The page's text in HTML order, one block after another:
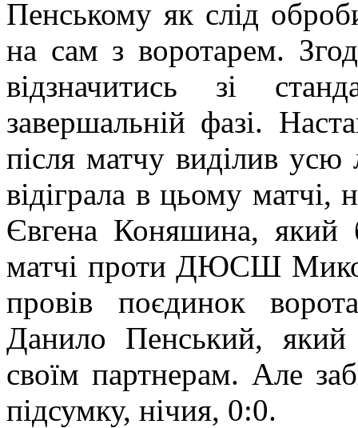
Пенському як слід
на сам з воротарем.
відзначитись зі
завершальній фазі.
після матчу виділив
відіграла в цьому матчі,
Євгена Коняшина,
матчі проти ДЮСШ
провів поєдинок
Данило Пенський,
своїм партнерам. Але
підсумку, нічия, 0:0.